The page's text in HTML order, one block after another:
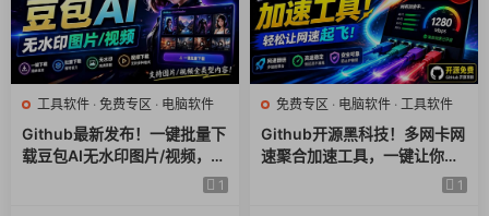
工具软件 · 免费专区 · 电脑软件
Github最新发布！一键批量下
载豆包AI无水印图片/视频，简
单易用，自动解析提示词，do
1
免费专区 · 电脑软件 · 工具软件
Github开源黑科技！多网卡网
速聚合加速工具，一键让你的
电脑网速起飞，这感觉也太爽1